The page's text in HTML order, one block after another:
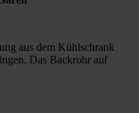
aus dem Kühlschrank
Das Backrohr auf